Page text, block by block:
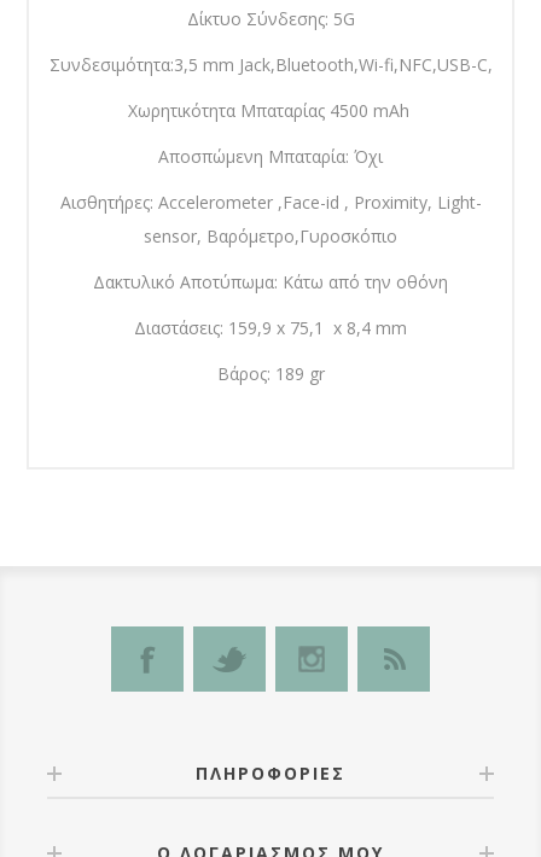
Δίκτυο Σύνδεσης: 5G
Συνδεσιμότητα:3,5 mm Jack,Bluetooth,Wi-fi,NFC,USB-C,
Χωρητικότητα Μπαταρίας 4500 mAh
Αποσπώμενη Μπαταρία: Όχι
Αισθητήρες: Accelerometer ,Face-id , Proximity, Light-
sensor, Βαρόμετρο,Γυροσκόπιο
Δακτυλικό Αποτύπωμα: Κάτω από την οθόνη
Διαστάσεις: 159,9 x 75,1 x 8,4 mm
Βάρος: 189 gr
ΠΛΗΡΟΦΟΡΊΕΣ